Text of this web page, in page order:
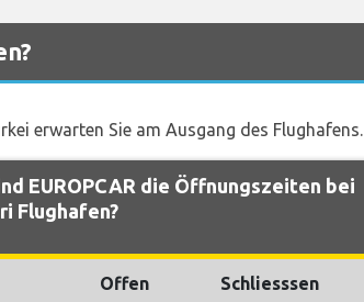
erwarten Sie am Ausgang des Flughafens.
EUROPCAR die Öffnungszeiten bei
Flughafen?
Offen Schliesssen